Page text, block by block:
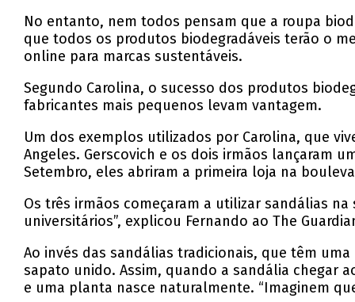
No entanto, nem todos pensam que a roupa
que todos os produtos biodegradáveis terão o
online para marcas sustentáveis.
Segundo Carolina, o sucesso dos produtos
fabricantes mais pequenos levam vantagem.
Um dos exemplos utilizados por Carolina, que
Angeles. Gerscovich e os dois irmãos lançaram
Setembro, eles abriram a primeira loja na
Os três irmãos começaram a utilizar sandálias
universitários”, explicou Fernando ao The
Ao invés das sandálias tradicionais, que têm
sapato unido. Assim, quando a sandália chegar
e uma planta nasce naturalmente. “Imaginem